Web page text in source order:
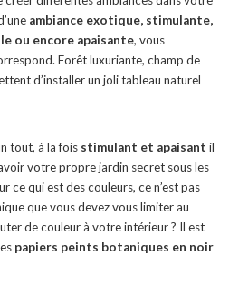
ambiance exotique, stimulante,
ou encore apaisante, vous
Forêt luxuriante, champ de
d’installer un joli tableau naturel
tout, à la fois stimulant et apaisant il
votre propre jardin secret sous les
ce qui est des couleurs, ce n’est pas
que vous devez vous limiter au
de couleur à votre intérieur ? Il est
papiers peints botaniques en noir